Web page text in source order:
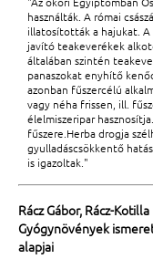
használták. A római
illatosították a hajukat. A
javító teakeverékek
általában szintén
panaszokat enyhítő
azonban fűszercélú
vagy néha frissen, ill.
élelmiszeripar
fűszere.Herba drogja
gyulladáscsökkentő
is igazoltak."
Rácz Gábor, Rácz-
Gyógynövények
alapjai